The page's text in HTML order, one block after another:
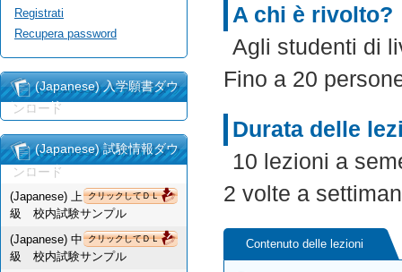
Registrati
Recupera password
(Japanese) 入学願書ダウ
ンロード
(Japanese) 試験情報ダウ
ンロード
クリックしてＤＬ
(Japanese) 上
級 校内試験サンプル
クリックしてＤＬ
(Japanese) 中
級 校内試験サンプル
A chi è rivolto?
Agli studenti di
Fino a 20
Durata delle
10 lezioni a
2 volte a
Contenuto delle lezioni